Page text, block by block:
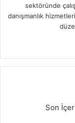
sektöründe
danışmanlık
Son